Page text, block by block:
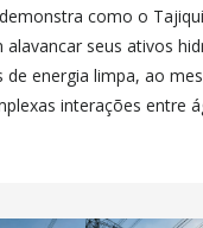
como o
seus ativos
de energia limpa, ao
interações entre